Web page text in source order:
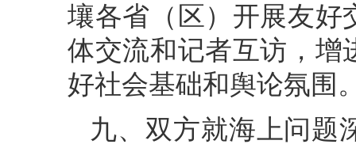
壤各省（区）开展友好
体交流和记者互访，增
好社会基础和舆论氛围
九、双方就海上问题